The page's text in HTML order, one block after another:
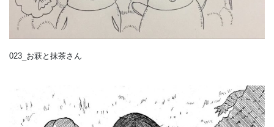
023_お萩と抹茶さん